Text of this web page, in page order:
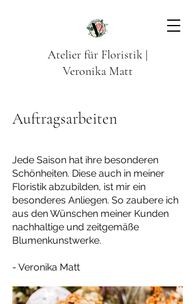
Atelier für Floristik |
Veronika Matt
Auftragsarbeiten
Jede Saison hat ihre besonderen
Schönheiten. Diese auch in meiner
Floristik abzubilden, ist mir ein
besonderes Anliegen. So zaubere ich
aus den Wünschen meiner Kunden
nachhaltige und zeitgemäße
Blumenkunstwerke.
- Veronika Matt